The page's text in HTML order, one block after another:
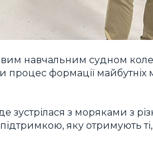
навчальним судном
процес формації майбутніх
зустрілася з моряками з
яку отримують ті,